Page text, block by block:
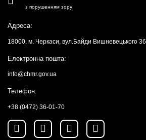
з порушенням зору
Адреса:
18000, м. Черкаси, вул.Байди Вишневецького 36
Електронна пошта:
info@chmr.gov.ua
Телефон:
+38 (0472) 36-01-70